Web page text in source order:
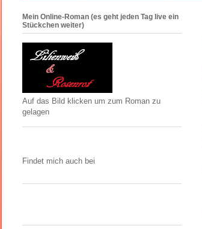
Mein Online-Roman (es geht jeden Tag live ein
Stückchen weiter)
Auf das Bild klicken um zum Roman zu
gelagen
Findet mich auch bei